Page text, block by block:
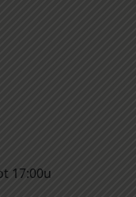
17:00u